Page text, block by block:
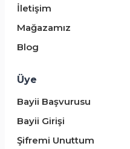
İletişim
Mağazamız
Blog
Üye
Bayii Başvurusu
Bayii Girişi
Şifremi Unuttum